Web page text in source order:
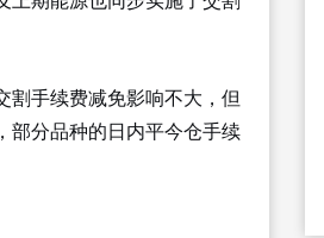
割手续费减免影响不大，但
部分品种的日内平今仓手续